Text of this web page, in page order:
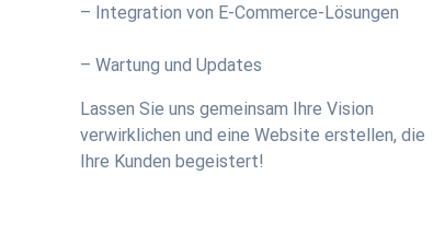
– Integration von E-Commerce-Lösungen
– Wartung und Updates
Lassen Sie uns gemeinsam Ihre Vision
verwirklichen und eine Website erstellen, die
Ihre Kunden begeistert!